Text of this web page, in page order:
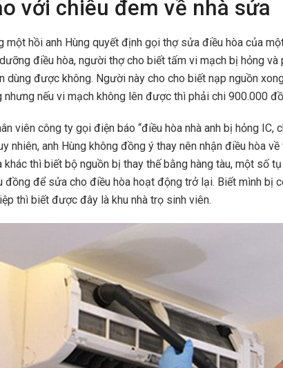
với chiêu đem về nhà sửa
một hồi anh Hùng quyết định gọi thợ sửa điều hòa của
điều hòa, người thợ cho biết tấm vi mạch bị hỏng
dùng được không. Người này cho cho biết nạp nguồn
nếu vi mạch không lên được thì phải chi 900.000
viên công ty gọi điện báo “điều hòa nhà anh bị hỏng IC,
nhiên, anh Hùng không đồng ý thay nên nhận điều hòa
khác thì biết bộ nguồn bị thay thế bằng hàng tàu, một số
đồng để sửa cho điều hòa hoạt động trở lại. Biết mình bị
thì biết được đây là khu nhà trọ sinh viên.